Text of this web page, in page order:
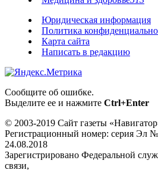
Юридическая информация
Политика
Карта сайта
Написать в редакцию
Сообщите об ошибке.
Выделите ее и нажмите Ctrl+Enter
© 2003-2019 Сайт газеты
Регистрационный номер: серия Эл
24.08.2018
Зарегистрировано Федеральной
связи,